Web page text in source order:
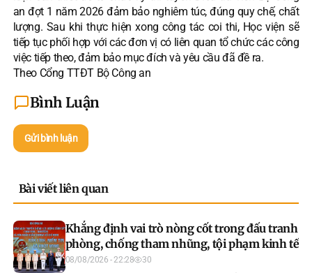
an đợt 1 năm 2026 đảm bảo nghiêm túc, đúng quy chế, chất
lượng. Sau khi thực hiện xong công tác coi thi, Học viện sẽ
tiếp tục phối hợp với các đơn vị có liên quan tổ chức các công
việc tiếp theo, đảm bảo mục đích và yêu cầu đã đề ra.
Theo Cổng TTĐT Bộ Công an
Bình Luận
Gửi bình luận
Bài viết liên quan
Khẳng định vai trò nòng cốt trong đấu tranh
phòng, chống tham nhũng, tội phạm kinh tế
08/08/2026 - 22:28 30